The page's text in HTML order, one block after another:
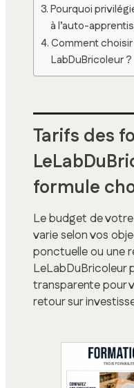
Pourquoi
à l’auto-
Comment
LabDuBricoleur ?
Tarifs des
formule
Le budget de
varie selon vos
ponctuelle ou une
LeLabDuBricoleur
transparente pour
retour sur